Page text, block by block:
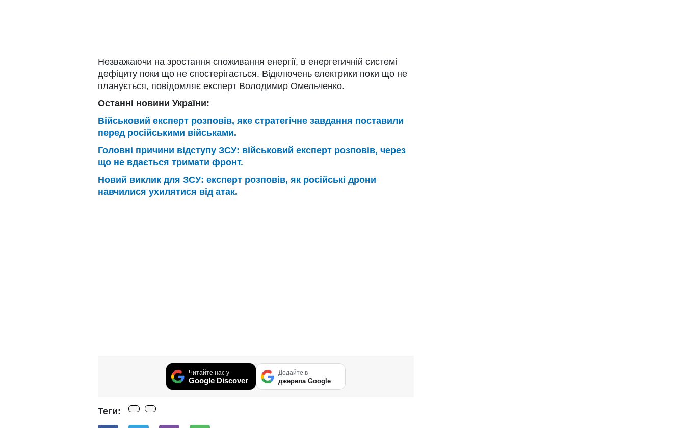
Незважаючи на зростання споживання енергії, в енергетичній системі
дефіциту поки що не спостерігається. Відключень електрики поки що не
планується, повідомляє експерт Володимир Омельченко.
Останні новини України:
Військовий експерт розповів, яке стратегічне завдання поставили
перед російськими військами.
Головні причини відступу ЗСУ: військовий експерт розповів, через
що не вдається тримати фронт.
Новий виклик для ЗСУ: експерт розповів, як російські дрони
навчилися ухилятися від атак.
Читайте нас у
Google Discover
Додайте в
джерела Google
Теги: